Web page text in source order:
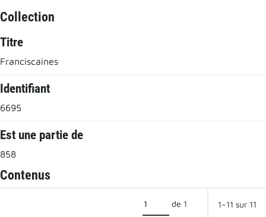
Collection
Titre
Franciscaines
Identifiant
6695
Est une partie de
858
Contenus
de 1 1–11 sur 11